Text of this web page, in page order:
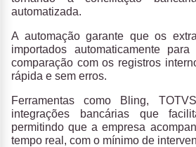
automatizada.
A automação garante que os
importados automaticamente
comparação com os registros
rápida e sem erros.
Ferramentas como Bling,
integrações bancárias que
permitindo que a empresa
tempo real, com o mínimo de